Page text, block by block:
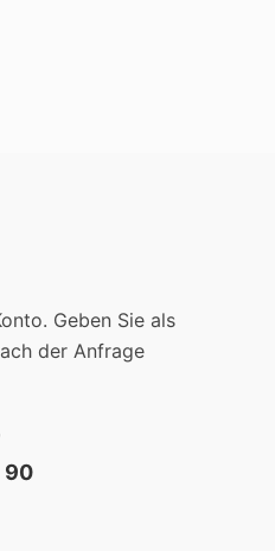
Geben Sie als
der Anfrage
90